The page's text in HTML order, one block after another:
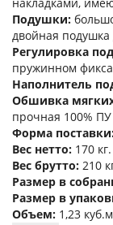
Подушки:
двойная
Регулировка
пружинном
Наполнитель
Обшивка
прочная 100%
Форма
Вес нетто: 170 кг.
Вес брутто: 210
Размер в
Размер в
Объем: 1,23